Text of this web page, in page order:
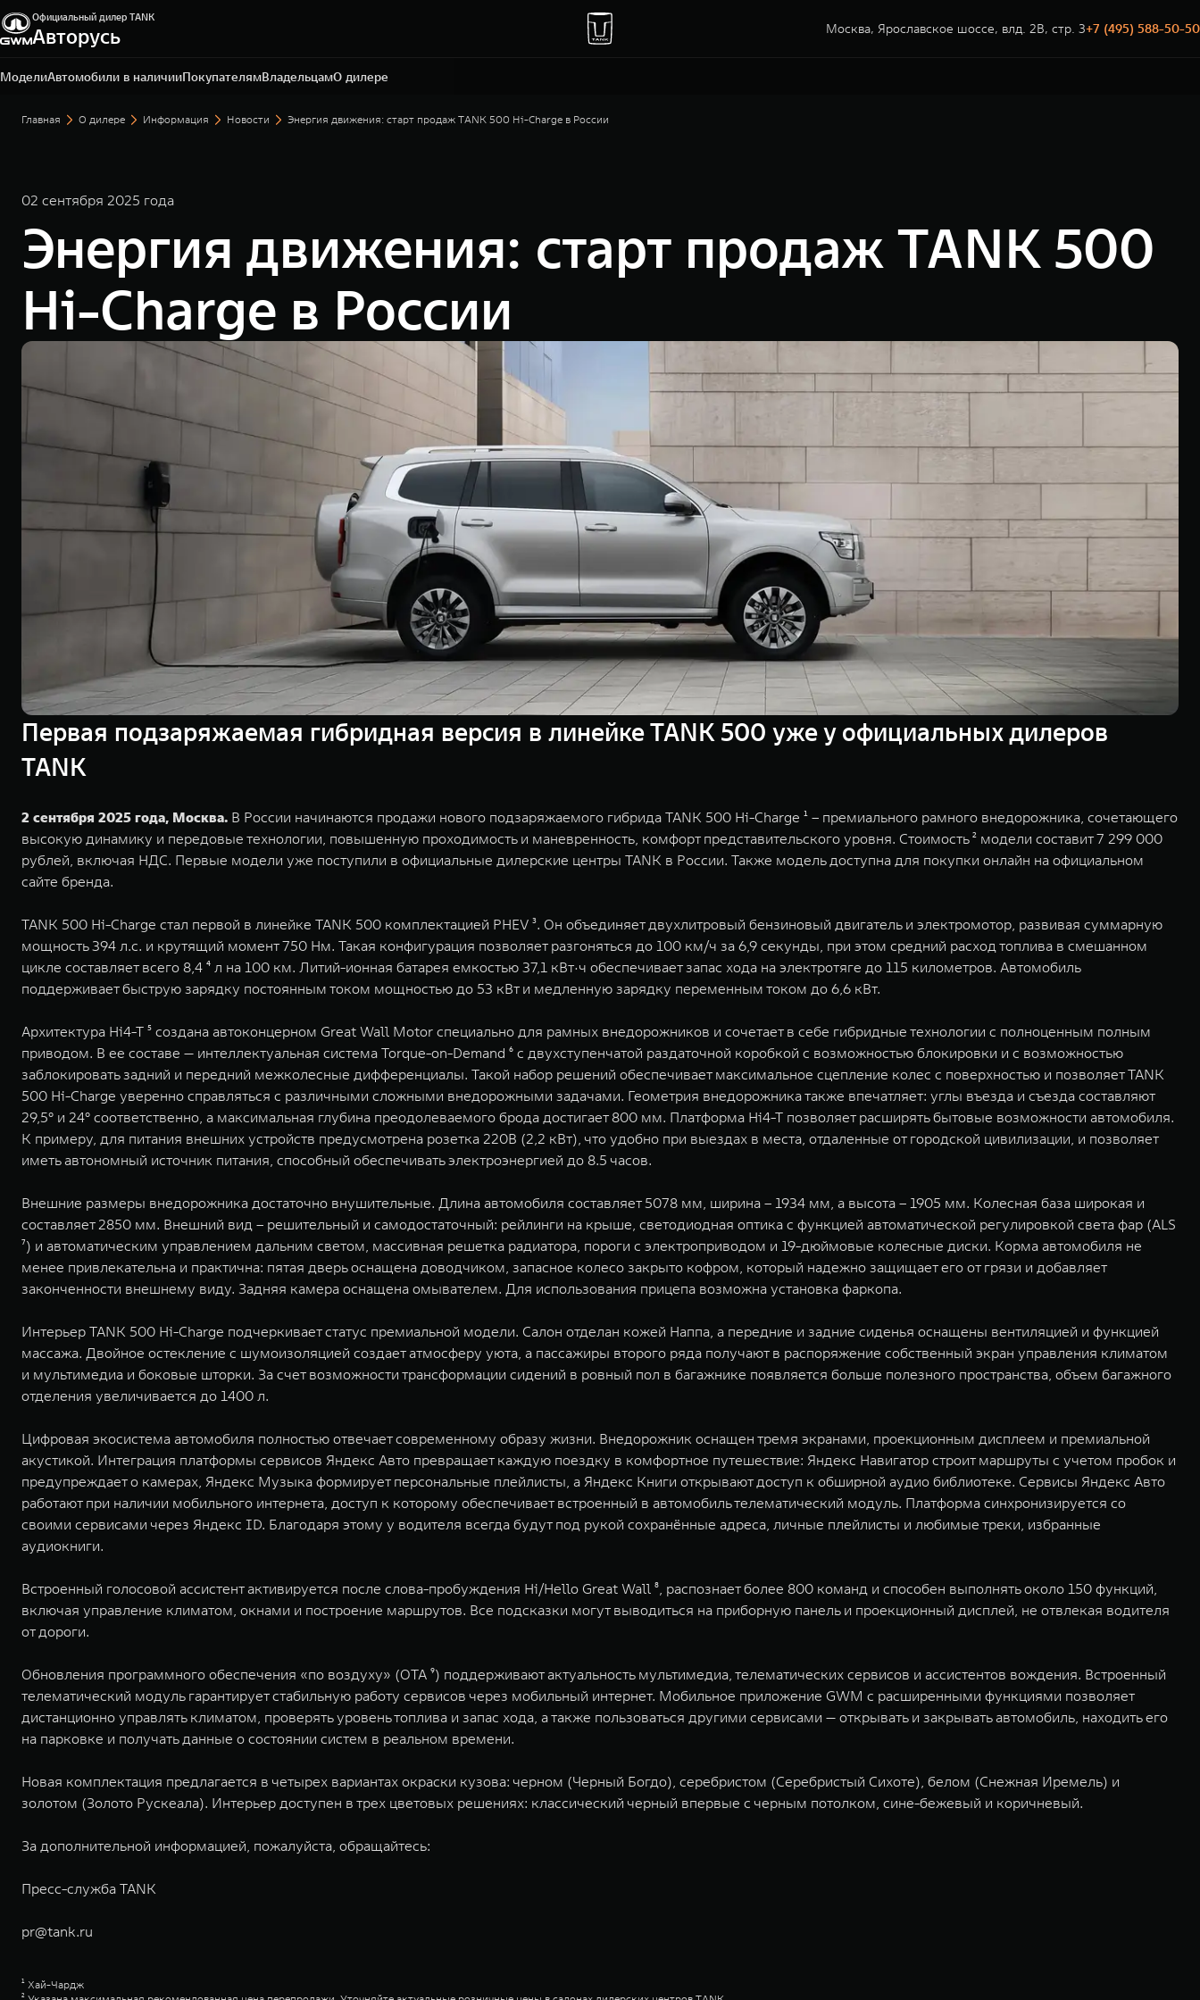
Официальный дилер TANK
Авторусь Москва, Ярославское шоссе, влд. 2В, стр. 3+7 (495) 588-50-50
МоделиАвтомобили в наличииПокупателямВладельцамО дилере
Москва, Ярославское шоссе, влд. 2В, стр. 3
+7 (495) 588-50-50
Главная О дилере Информация Новости Энергия движения: старт продаж TANK 500 Hi-Charge в России
02 сентября 2025 года
Энергия движения: старт продаж TANK 500
Hi-Charge в России
Первая подзаряжаемая гибридная версия в линейке TANK 500 уже у официальных дилеров
TANK
2 сентября 2025 года, Москва. В России начинаются продажи нового подзаряжаемого гибрида TANK 500 Hi-Charge ¹ – премиального рамного внедорожника, сочетающего
высокую динамику и передовые технологии, повышенную проходимость и маневренность, комфорт представительского уровня. Стоимость ² модели составит 7 299 000
рублей, включая НДС. Первые модели уже поступили в официальные дилерские центры TANK в России. Также модель доступна для покупки онлайн на официальном
сайте бренда.
TANK 500 Hi-Charge стал первой в линейке TANK 500 комплектацией PHEV ³. Он объединяет двухлитровый бензиновый двигатель и электромотор, развивая суммарную
мощность 394 л.с. и крутящий момент 750 Нм. Такая конфигурация позволяет разгоняться до 100 км/ч за 6,9 секунды, при этом средний расход топлива в смешанном
цикле составляет всего 8,4 ⁴ л на 100 км. Литий-ионная батарея емкостью 37,1 кВт·ч обеспечивает запас хода на электротяге до 115 километров. Автомобиль
поддерживает быструю зарядку постоянным током мощностью до 53 кВт и медленную зарядку переменным током до 6,6 кВт.
Архитектура Hi4-T ⁵ создана автоконцерном Great Wall Motor специально для рамных внедорожников и сочетает в себе гибридные технологии с полноценным полным
приводом. В ее составе — интеллектуальная система Torque-on-Demand ⁶ с двухступенчатой раздаточной коробкой с возможностью блокировки и с возможностью
заблокировать задний и передний межколесные дифференциалы. Такой набор решений обеспечивает максимальное сцепление колес с поверхностью и позволяет TANK
500 Hi-Charge уверенно справляться с различными сложными внедорожными задачами. Геометрия внедорожника также впечатляет: углы въезда и съезда составляют
29,5° и 24° соответственно, а максимальная глубина преодолеваемого брода достигает 800 мм. Платформа Hi4-T позволяет расширять бытовые возможности автомобиля.
К примеру, для питания внешних устройств предусмотрена розетка 220В (2,2 кВт), что удобно при выездах в места, отдаленные от городской цивилизации, и позволяет
иметь автономный источник питания, способный обеспечивать электроэнергией до 8.5 часов.
Внешние размеры внедорожника достаточно внушительные. Длина автомобиля составляет 5078 мм, ширина – 1934 мм, а высота – 1905 мм. Колесная база широкая и
составляет 2850 мм. Внешний вид – решительный и самодостаточный: рейлинги на крыше, светодиодная оптика с функцией автоматической регулировкой света фар (ALS
⁷) и автоматическим управлением дальним светом, массивная решетка радиатора, пороги с электроприводом и 19-дюймовые колесные диски. Корма автомобиля не
менее привлекательна и практична: пятая дверь оснащена доводчиком, запасное колесо закрыто кофром, который надежно защищает его от грязи и добавляет
законченности внешнему виду. Задняя камера оснащена омывателем. Для использования прицепа возможна установка фаркопа.
Интерьер TANK 500 Hi-Charge подчеркивает статус премиальной модели. Салон отделан кожей Наппа, а передние и задние сиденья оснащены вентиляцией и функцией
массажа. Двойное остекление с шумоизоляцией создает атмосферу уюта, а пассажиры второго ряда получают в распоряжение собственный экран управления климатом
и мультимедиа и боковые шторки. За счет возможности трансформации сидений в ровный пол в багажнике появляется больше полезного пространства, объем багажного
отделения увеличивается до 1400 л.
Цифровая экосистема автомобиля полностью отвечает современному образу жизни. Внедорожник оснащен тремя экранами, проекционным дисплеем и премиальной
акустикой. Интеграция платформы сервисов Яндекс Авто превращает каждую поездку в комфортное путешествие: Яндекс Навигатор строит маршруты с учетом пробок и
предупреждает о камерах, Яндекс Музыка формирует персональные плейлисты, а Яндекс Книги открывают доступ к обширной аудио библиотеке. Сервисы Яндекс Авто
работают при наличии мобильного интернета, доступ к которому обеспечивает встроенный в автомобиль телематический модуль. Платформа синхронизируется со
своими сервисами через Яндекс ID. Благодаря этому у водителя всегда будут под рукой сохранённые адреса, личные плейлисты и любимые треки, избранные
аудиокниги.
Встроенный голосовой ассистент активируется после слова-пробуждения Hi/Hello Great Wall ⁸, распознает более 800 команд и способен выполнять около 150 функций,
включая управление климатом, окнами и построение маршрутов. Все подсказки могут выводиться на приборную панель и проекционный дисплей, не отвлекая водителя
от дороги.
Обновления программного обеспечения «по воздуху» (OTA ⁹) поддерживают актуальность мультимедиа, телематических сервисов и ассистентов вождения. Встроенный
телематический модуль гарантирует стабильную работу сервисов через мобильный интернет. Мобильное приложение GWM с расширенными функциями позволяет
дистанционно управлять климатом, проверять уровень топлива и запас хода, а также пользоваться другими сервисами — открывать и закрывать автомобиль, находить его
на парковке и получать данные о состоянии систем в реальном времени.
Новая комплектация предлагается в четырех вариантах окраски кузова: черном (Черный Богдо), серебристом (Серебристый Сихоте), белом (Снежная Иремель) и
золотом (Золото Рускеала). Интерьер доступен в трех цветовых решениях: классический черный впервые с черным потолком, сине-бежевый и коричневый.
За дополнительной информацией, пожалуйста, обращайтесь:
Пресс-служба TANK
pr@tank.ru
¹ Хай-Чардж